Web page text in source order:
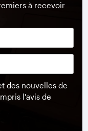
à recevoir
des nouvelles de
l'avis de